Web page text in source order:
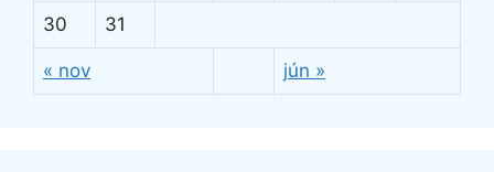
« nov jún »
30 31